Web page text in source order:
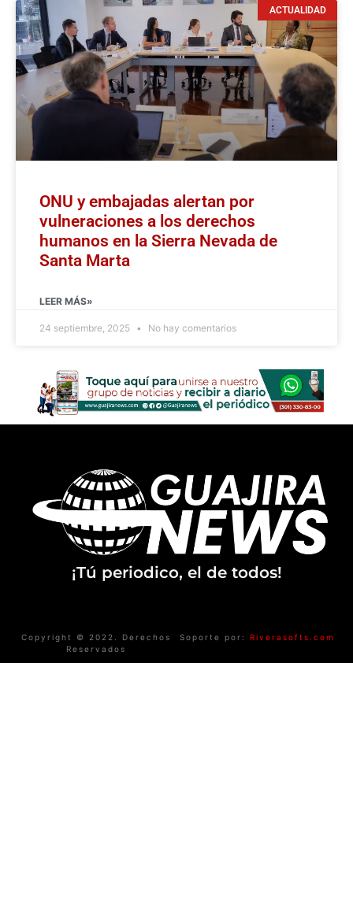
ACTUALIDAD
ONU y embajadas alertan por
vulneraciones a los derechos
humanos en la Sierra Nevada de
Santa Marta
LEER MÁS»
24 septiembre, 2025 No hay comentarios
¡Tú periodico, el de todos!
Copyright © 2022. Derechos
Reservados
Soporte por: Riverasofts.com